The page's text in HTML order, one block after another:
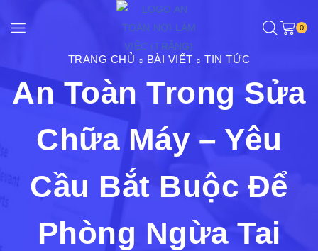
0
TRANG CHỦ BÀI VIẾT TIN TỨC
An Toàn Trong Sửa
Chữa Máy – Yêu
Cầu Bắt Buộc Để
Phòng Ngừa Tai